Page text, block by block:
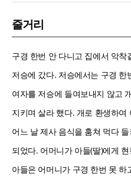
줄거리
구경 한번 안 다니고 집에서 악착
저승에 갔다. 저승에서는 구경
여자를 저승에 들여보내지 않고
지키며 살라 했다. 개로 환생하
어느 날 제사 음식을 훔쳐 먹다
되었다. 어머니가 아들(딸)에게
아들은 어머니가 구경 한번 못